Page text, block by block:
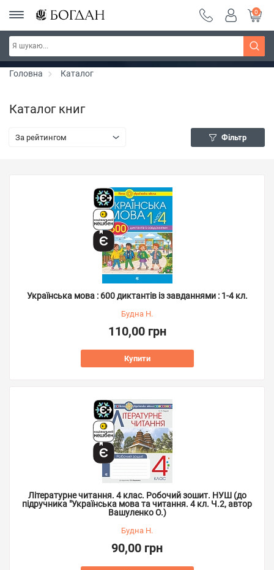
Серія "Вандербікери" ~ знижка 25%
0
Головна Каталог
Каталог книг
За рейтингом Фільтр
Українська мова : 600 диктантів із завданнями : 1-4 кл.
Будна Н.
110,00 грн
Купити
Літературне читання. 4 клас. Робочий зошит. НУШ (до
підручника "Українська мова та читання. 4 кл. Ч.2, автор
Вашуленко О.)
Будна Н.
90,00 грн